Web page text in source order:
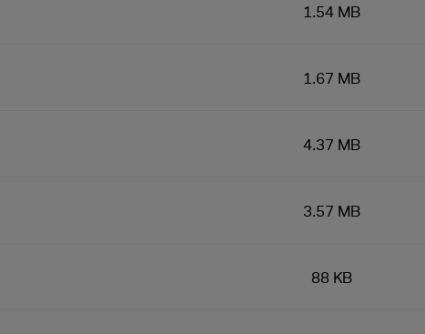
1.54 MB
1.67 MB
4.37 MB
3.57 MB
88 KB